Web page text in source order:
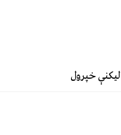
لیکنې خپرول